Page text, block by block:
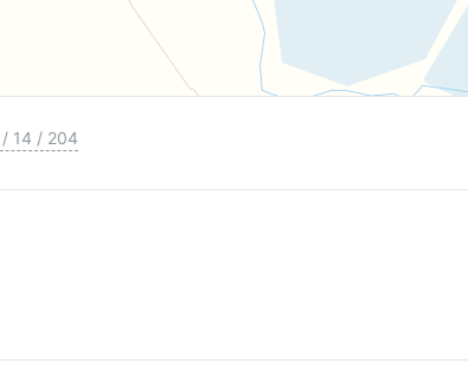
уютное гнёздышко на природе. Здесь вы
природы, дышать свежим воздухом и
/ 14 / 204